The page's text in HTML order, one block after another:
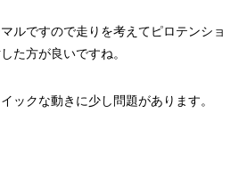
ルですので走りを考えてピロテンショ
た方が良いですね。
ックな動きに少し問題があります。